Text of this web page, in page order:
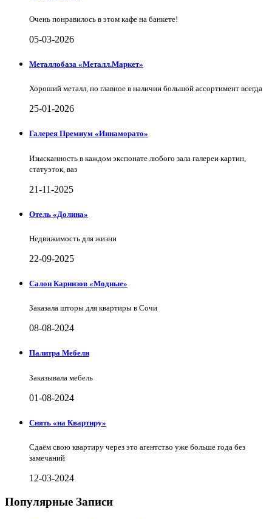
Очень понравилось в этом кафе на банкете!
05-03-2026
Металлобаза «Металл.Маркет»
Хороший металл, но главное в наличии большой ассортимент всегда
25-01-2026
Галерея Премиум «Иннаморато»
Изысканность в каждом экспонате любого зала галереи картин,
статуэток, ваз
21-11-2025
Отель «Долина»
Недвижимость для жизни
22-09-2025
Салон Карнизов «Модные»
Заказала шторы для квартиры в Сочи
08-08-2024
Палитра Мебели
Заказывала мебель
01-08-2024
Снять «на Квартиру»
Сдаём свою квартиру через это агентство уже больше года без
замечаний
12-03-2024
Популярные Записи